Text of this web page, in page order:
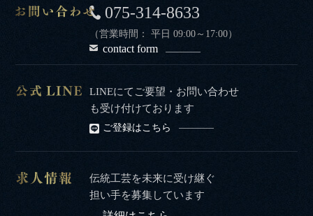
075-314-8633
（営業時間： 平日 09:00～17:00）
contact form
LINEにてご要望・お問い合わせ
も受け付けております
ご登録はこちら
伝統工芸を未来に受け継ぐ
担い手を募集しています